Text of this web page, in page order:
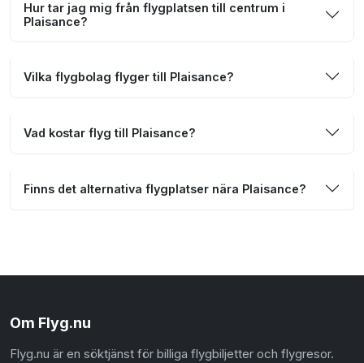
Hur tar jag mig från flygplatsen till centrum i
Plaisance?
Vilka flygbolag flyger till Plaisance?
Vad kostar flyg till Plaisance?
Finns det alternativa flygplatser nära Plaisance?
Om Flyg.nu
Flyg.nu är en söktjänst för billiga flygbiljetter och flygresor.